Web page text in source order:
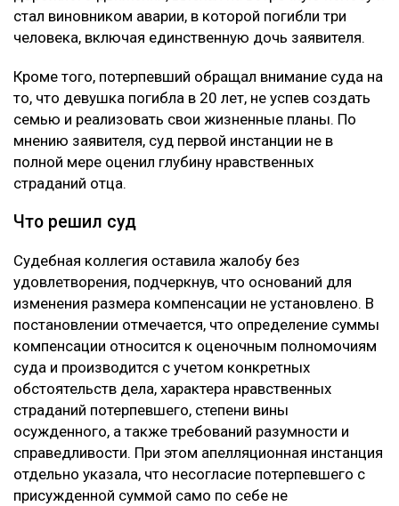
стал виновником аварии, в которой погибли три
человека, включая единственную дочь заявителя.
Кроме того, потерпевший обращал внимание суда на
то, что девушка погибла в 20 лет, не успев создать
семью и реализовать свои жизненные планы. По
мнению заявителя, суд первой инстанции не в
полной мере оценил глубину нравственных
страданий отца.
Что решил суд
Судебная коллегия оставила жалобу без
удовлетворения, подчеркнув, что оснований для
изменения размера компенсации не установлено. В
постановлении отмечается, что определение суммы
компенсации относится к оценочным полномочиям
суда и производится с учетом конкретных
обстоятельств дела, характера нравственных
страданий потерпевшего, степени вины
осужденного, а также требований разумности и
справедливости. При этом апелляционная инстанция
отдельно указала, что несогласие потерпевшего с
присужденной суммой само по себе не